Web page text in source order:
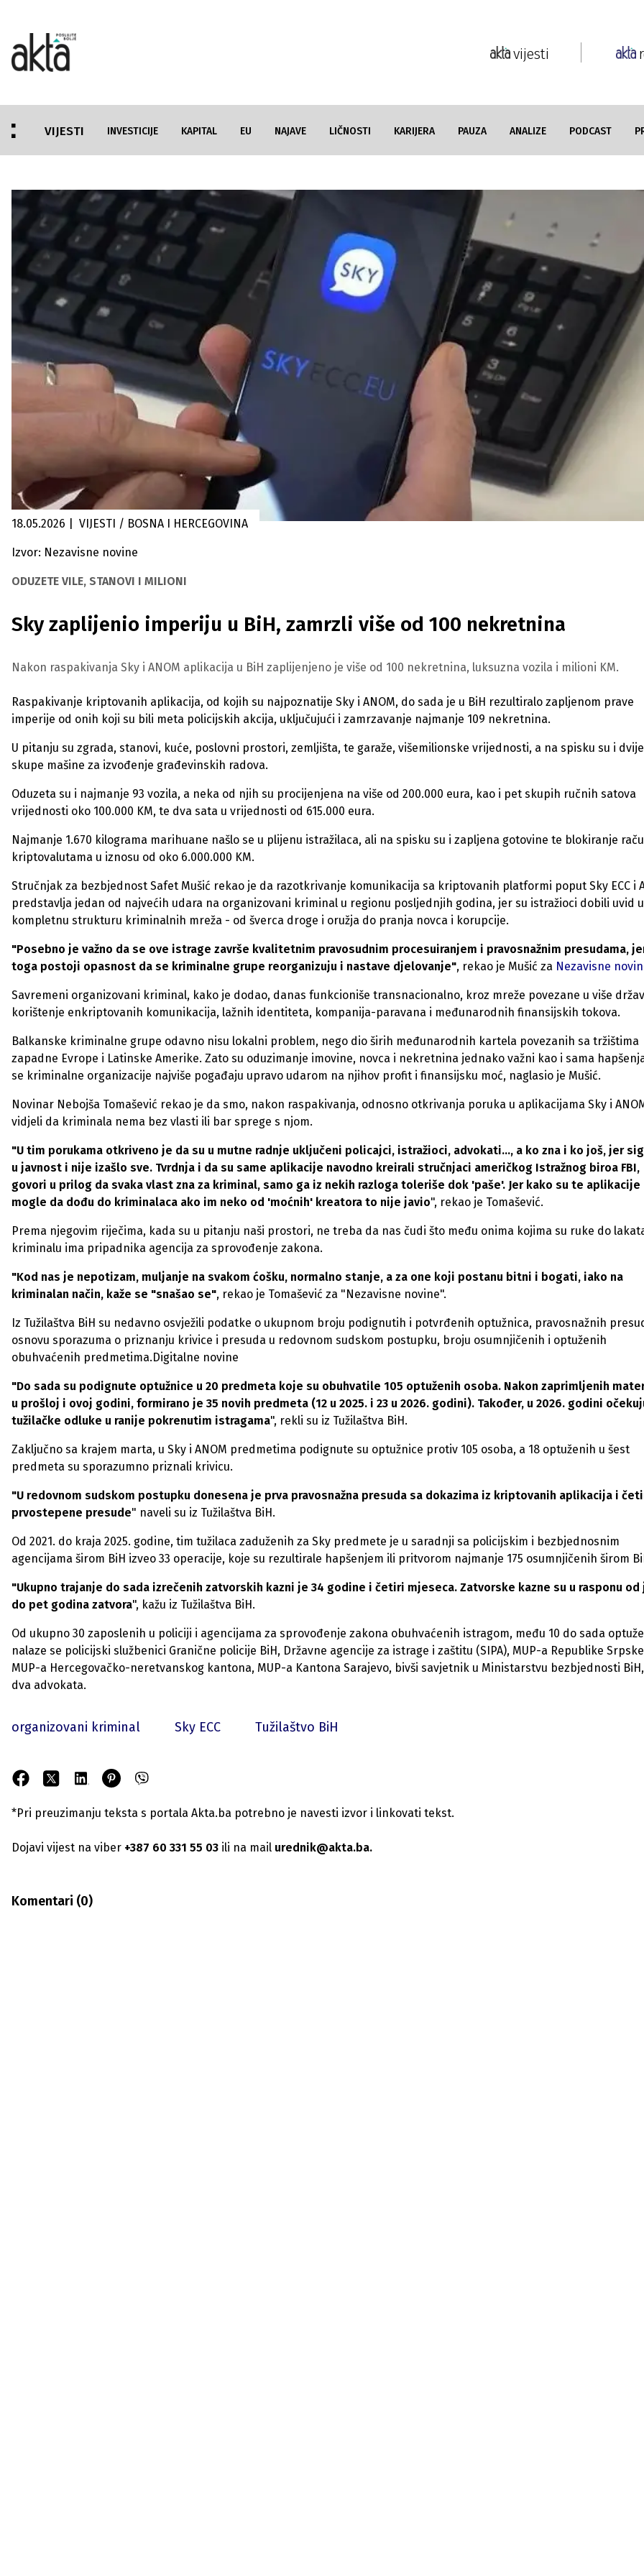
vijesti
VIJESTI INVESTICIJE KAPITAL EU NAJAVE LIČNOSTI KARIJERA PAUZA ANALIZE PODCAST
18.05.2026 VIJESTI / BOSNA I HERCEGOVINA
Izvor: Nezavisne novine
ODUZETE VILE, STANOVI I MILIONI
Sky zaplijenio imperiju u BiH, zamrzli više od 100 nekretnina
Nakon raspakivanja Sky i ANOM aplikacija u BiH zaplijenjeno je više od 100 nekretnina, luksuzna vozila i milioni KM.
Raspakivanje kriptovanih aplikacija, od kojih su najpoznatije Sky i ANOM, do sada je u BiH rezultiralo zapljenom prave
imperije od onih koji su bili meta policijskih akcija, uključujući i zamrzavanje najmanje 109 nekretnina.
U pitanju su zgrada, stanovi, kuće, poslovni prostori, zemljišta, te garaže, višemilionske vrijednosti, a na spisku su i dvije
skupe mašine za izvođenje građevinskih radova.
Oduzeta su i najmanje 93 vozila, a neka od njih su procijenjena na više od 200.000 eura, kao i pet skupih ručnih satova
vrijednosti oko 100.000 KM, te dva sata u vrijednosti od 615.000 eura.
Najmanje 1.670 kilograma marihuane našlo se u plijenu istražilaca, ali na spisku su i zapljena gotovine te blokiranje
kriptovalutama u iznosu od oko 6.000.000 KM.
Stručnjak za bezbjednost Safet Mušić rekao je da razotkrivanje komunikacija sa kriptovanih platformi poput Sky ECC i
predstavlja jedan od najvećih udara na organizovani kriminal u regionu posljednjih godina, jer su istražioci dobili uvid u
kompletnu strukturu kriminalnih mreža - od šverca droge i oružja do pranja novca i korupcije.
"Posebno je važno da se ove istrage završe kvalitetnim pravosudnim procesuiranjem i pravosnažnim presudama,
toga postoji opasnost da se kriminalne grupe reorganizuju i nastave djelovanje", rekao je Mušić za Nezavisne
Savremeni organizovani kriminal, kako je dodao, danas funkcioniše transnacionalno, kroz mreže povezane u više
korištenje enkriptovanih komunikacija, lažnih identiteta, kompanija-paravana i međunarodnih finansijskih tokova.
Balkanske kriminalne grupe odavno nisu lokalni problem, nego dio širih međunarodnih kartela povezanih sa tržištima
zapadne Evrope i Latinske Amerike. Zato su oduzimanje imovine, novca i nekretnina jednako važni kao i sama
se kriminalne organizacije najviše pogađaju upravo udarom na njihov profit i finansijsku moć, naglasio je Mušić.
Novinar Nebojša Tomašević rekao je da smo, nakon raspakivanja, odnosno otkrivanja poruka u aplikacijama Sky i
vidjeli da kriminala nema bez vlasti ili bar sprege s njom.
"U tim porukama otkriveno je da su u mutne radnje uključeni policajci, istražioci, advokati..., a ko zna i ko još, jer
u javnost i nije izašlo sve. Tvrdnja i da su same aplikacije navodno kreirali stručnjaci američkog Istražnog biroa FBI,
govori u prilog da svaka vlast zna za kriminal, samo ga iz nekih razloga toleriše dok 'paše'. Jer kako su te aplikacije
mogle da dođu do kriminalaca ako im neko od 'moćnih' kreatora to nije javio", rekao je Tomašević.
Prema njegovim riječima, kada su u pitanju naši prostori, ne treba da nas čudi što među onima kojima su ruke do
kriminalu ima pripadnika agencija za sprovođenje zakona.
"Kod nas je nepotizam, muljanje na svakom ćošku, normalno stanje, a za one koji postanu bitni i bogati, iako na
kriminalan način, kaže se "snašao se", rekao je Tomašević za "Nezavisne novine".
Iz Tužilaštva BiH su nedavno osvježili podatke o ukupnom broju podignutih i potvrđenih optužnica, pravosnažnih
osnovu sporazuma o priznanju krivice i presuda u redovnom sudskom postupku, broju osumnjičenih i optuženih
obuhvaćenih predmetima.Digitalne novine
"Do sada su podignute optužnice u 20 predmeta koje su obuhvatile 105 optuženih osoba. Nakon zaprimljenih
u prošloj i ovoj godini, formirano je 35 novih predmeta (12 u 2025. i 23 u 2026. godini). Također, u 2026. godini
tužilačke odluke u ranije pokrenutim istragama", rekli su iz Tužilaštva BiH.
Zaključno sa krajem marta, u Sky i ANOM predmetima podignute su optužnice protiv 105 osoba, a 18 optuženih u šest
predmeta su sporazumno priznali krivicu.
"U redovnom sudskom postupku donesena je prva pravosnažna presuda sa dokazima iz kriptovanih aplikacija i
prvostepene presude" naveli su iz Tužilaštva BiH.
Od 2021. do kraja 2025. godine, tim tužilaca zaduženih za Sky predmete je u saradnji sa policijskim i bezbjednosnim
agencijama širom BiH izveo 33 operacije, koje su rezultirale hapšenjem ili pritvorom najmanje 175 osumnjičenih širom
"Ukupno trajanje do sada izrečenih zatvorskih kazni je 34 godine i četiri mjeseca. Zatvorske kazne su u rasponu od
do pet godina zatvora", kažu iz Tužilaštva BiH.
Od ukupno 30 zaposlenih u policiji i agencijama za sprovođenje zakona obuhvaćenih istragom, među 10 do sada
nalaze se policijski službenici Granične policije BiH, Državne agencije za istrage i zaštitu (SIPA), MUP-a Republike
MUP-a Hercegovačko-neretvanskog kantona, MUP-a Kantona Sarajevo, bivši savjetnik u Ministarstvu bezbjednosti
dva advokata.
organizovani kriminal Sky ECC Tužilaštvo BiH
*Pri preuzimanju teksta s portala Akta.ba potrebno je navesti izvor i linkovati tekst.
Dojavi vijest na viber +387 60 331 55 03 ili na mail urednik@akta.ba.
Komentari (0)